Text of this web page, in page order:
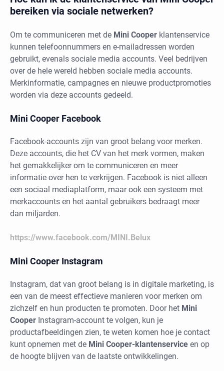
bereiken via sociale netwerken?
Om te communiceren met de Mini Cooper klantenservice
kunnen telefoonnummers en e-mailadressen worden
gebruikt, evenals sociale media accounts. Veel bedrijven
over de hele wereld hebben sociale media accounts.
Merkinformatie, campagnes en nieuwe productpromoties
worden via deze accounts gedeeld.
Mini Cooper Facebook
Facebook-accounts zijn van groot belang voor merken.
Deze accounts, die het CV van het merk vormen, maken
het gemakkelijker om te communiceren en meer
informatie over hen te verkrijgen. Facebook is niet alleen
een sociaal mediaplatform, maar ook een systeem met
merkaccounts en het aantal gebruikers bedraagt meer
dan miljarden.
https://www.facebook.com/MINI.Belux
Mini Cooper Instagram
Instagram, dat van groot belang is in digitale marketing, is
een van de meest effectieve manieren voor merken om
zichzelf en hun producten te promoten. Door het Mini
Cooper Instagram-account te volgen, kun je
productafbeeldingen zien, te weten komen hoe je contact
kunt opnemen met de Mini Cooper-klantenservice en op
de hoogte blijven van de laatste ontwikkelingen.